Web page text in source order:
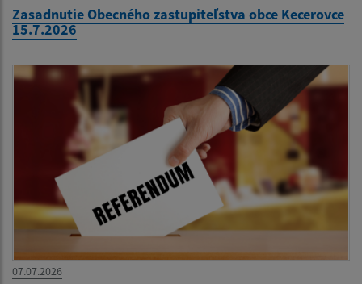
Zasadnutie Obecného zastupiteľstva obce Kecerovce
15.7.2026
07.07.2026